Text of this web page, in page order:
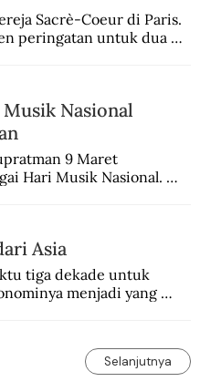
Sacrè-Coeur di Paris.
peringatan untuk dua
Nasional
9 Maret
Hari Musik Nasional.
Asia
tiga dekade untuk
menjadi yang
Selanjutnya